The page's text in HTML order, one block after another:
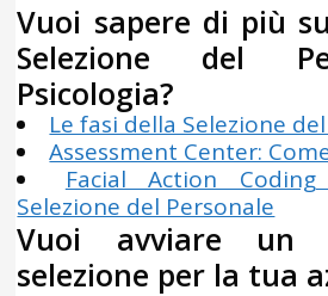
Vuoi sapere di più
Selezione del
Psicologia?
Le fasi della Selezione
Assessment Center:
Facial Action
Selezione del Personale
Vuoi avviare un
selezione per la tua